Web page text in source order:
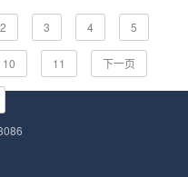
2 3 4 5
10 11 下一页